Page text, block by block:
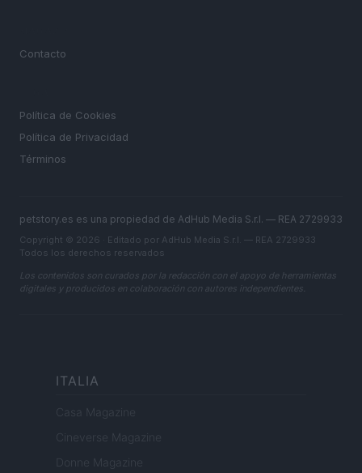
Contacto
Política de Cookies
Política de Privacidad
Términos
petstory.es es una propiedad de AdHub Media S.r.l. — REA 2729933
Copyright © 2026 · Editado por AdHub Media S.r.l. — REA 2729933
Todos los derechos reservados
Los contenidos son curados por la redacción con el apoyo de herramientas
digitales y producidos en colaboración con autores independientes.
ITALIA
Casa Magazine
Cineverse Magazine
Donne Magazine